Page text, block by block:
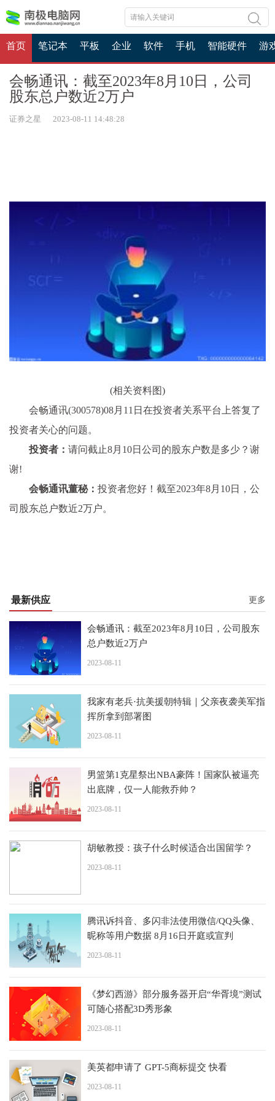
首页 笔记本 平板 企业 软件 手机 智能硬件 游
会畅通讯：截至2023年8月10日，公司
股东总户数近2万户
证券之星 2023-08-11 14:48:28
(相关资料图)
会畅通讯(300578)08月11日在投资者关系平台上答复了
投资者关心的问题。
投资者： 请问截止8月10日公司的股东户数是多少？谢
谢!
会畅通讯董秘： 投资者您好！截至2023年8月10日，公
司股东总户数近2万户。
最新供应 更多
会畅通讯：截至2023年8月10日，公司股东
总户数近2万户
2023-08-11
我家有老兵·抗美援朝特辑｜父亲夜袭美军指
挥所拿到部署图
2023-08-11
男篮第1克星祭出NBA豪阵！国家队被逼亮
出底牌，仅一人能救乔帅？
2023-08-11
胡敏教授：孩子什么时候适合出国留学？
2023-08-11
腾讯诉抖音、多闪非法使用微信/QQ头像、
昵称等用户数据 8月16日开庭或宣判
2023-08-11
《梦幻西游》部分服务器开启“华胥境”测试
可随心搭配3D秀形象
2023-08-11
美英都申请了 GPT-5商标提交 快看
2023-08-11